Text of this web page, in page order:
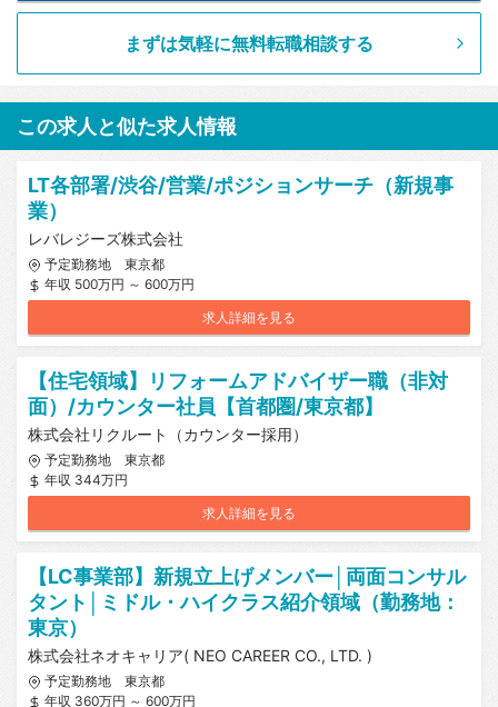
まずは気軽に無料転職相談する
この求人と似た求人情報
LT各部署/渋谷/営業/ポジションサーチ（新規事
業）
レバレジーズ株式会社
予定勤務地 東京都
年収 500万円 ～ 600万円
求人詳細を見る
【住宅領域】リフォームアドバイザー職（非対
面）/カウンター社員【首都圏/東京都】
株式会社リクルート（カウンター採用）
予定勤務地 東京都
年収 344万円
求人詳細を見る
【LC事業部】新規立上げメンバー│両面コンサル
タント│ミドル・ハイクラス紹介領域（勤務地：
東京）
株式会社ネオキャリア( NEO CAREER CO., LTD. )
予定勤務地 東京都
年収 360万円 ～ 600万円